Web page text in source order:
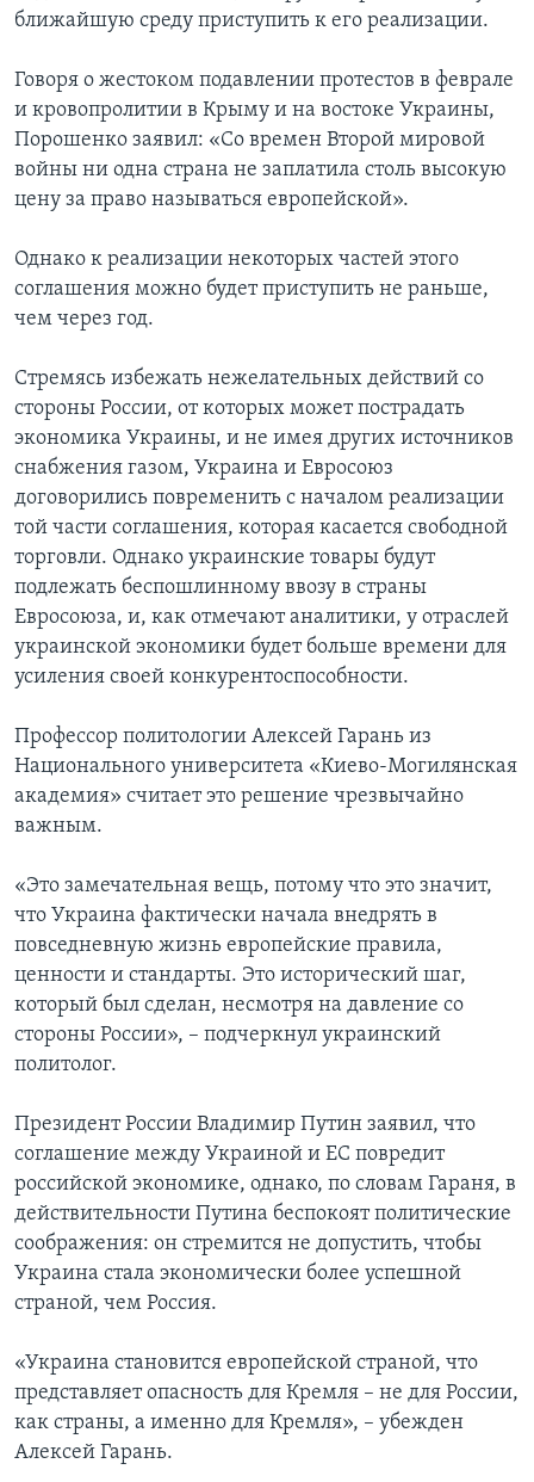
ближайшую среду приступить к его реализации.
Говоря о жестоком подавлении протестов в феврале
и кровопролитии в Крыму и на востоке Украины,
Порошенко заявил: «Со времен Второй мировой
войны ни одна страна не заплатила столь высокую
цену за право называться европейской».
Однако к реализации некоторых частей этого
соглашения можно будет приступить не раньше,
чем через год.
Стремясь избежать нежелательных действий со
стороны России, от которых может пострадать
экономика Украины, и не имея других источников
снабжения газом, Украина и Евросоюз
договорились повременить с началом реализации
той части соглашения, которая касается свободной
торговли. Однако украинские товары будут
подлежать беспошлинному ввозу в страны
Евросоюза, и, как отмечают аналитики, у отраслей
украинской экономики будет больше времени для
усиления своей конкурентоспособности.
Профессор политологии Алексей Гарань из
Национального университета «Киево-Могилянская
академия» считает это решение чрезвычайно
важным.
«Это замечательная вещь, потому что это значит,
что Украина фактически начала внедрять в
повседневную жизнь европейские правила,
ценности и стандарты. Это исторический шаг,
который был сделан, несмотря на давление со
стороны России», – подчеркнул украинский
политолог.
Президент России Владимир Путин заявил, что
соглашение между Украиной и ЕС повредит
российской экономике, однако, по словам Гараня, в
действительности Путина беспокоят политические
соображения: он стремится не допустить, чтобы
Украина стала экономически более успешной
страной, чем Россия.
«Украина становится европейской страной, что
представляет опасность для Кремля – не для России,
как страны, а именно для Кремля», – убежден
Алексей Гарань.